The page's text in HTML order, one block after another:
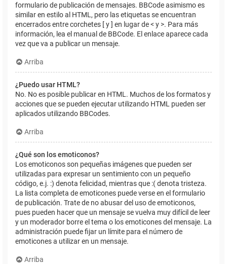
formulario de publicación de mensajes. BBCode asimismo es
similar en estilo al HTML, pero las etiquetas se encuentran
encerrados entre corchetes [ y ] en lugar de < y >. Para más
información, lea el manual de BBCode. El enlace aparece cada
vez que va a publicar un mensaje.
Arriba
¿Puedo usar HTML?
No. No es posible publicar en HTML. Muchos de los formatos y
acciones que se pueden ejecutar utilizando HTML pueden ser
aplicados utilizando BBCodes.
Arriba
¿Qué son los emoticonos?
Los emoticonos son pequeñas imágenes que pueden ser
utilizadas para expresar un sentimiento con un pequeño
código, e.j. :) denota felicidad, mientras que :( denota tristeza.
La lista completa de emoticones puede verse en el formulario
de publicación. Trate de no abusar del uso de emoticonos,
pues pueden hacer que un mensaje se vuelva muy difícil de leer
y un moderador borre el tema o los emoticones del mensaje. La
administración puede fijar un límite para el número de
emoticones a utilizar en un mensaje.
Arriba